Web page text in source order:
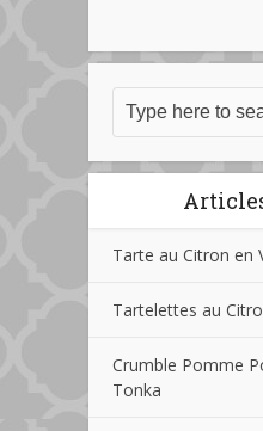
Tarte au Citron en
Tartelettes au
Crumble Pomme
Tonka